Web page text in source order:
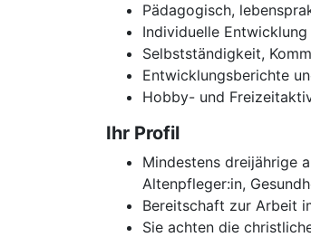
Pädagogisch,
Individuelle
Selbstständigkeit,
Entwicklungsberichte
Hobby- und
Ihr Profil
Mindestens dreijährige
Altenpfleger:in,
Bereitschaft zur Arbeit
Sie achten die